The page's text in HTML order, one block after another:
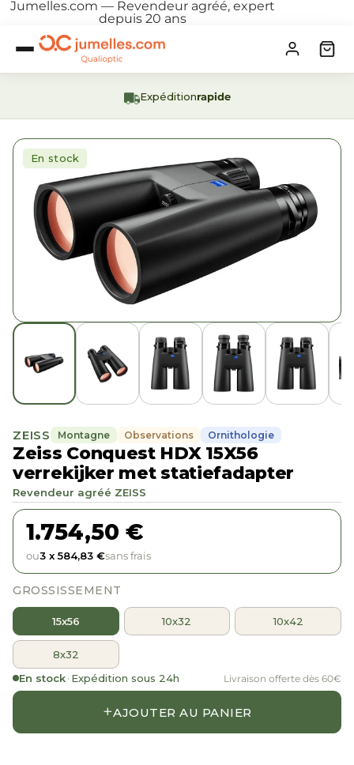
Jumelles.com — Revendeur agréé, expert
depuis 20 ans
Expéditionrapide
En stock
ZEISS Montagne Observations Ornithologie
Zeiss Conquest HDX 15X56
verrekijker met statiefadapter
Revendeur agréé ZEISS
1.754,50 €
ou3 x 584,83 €sans frais
GROSSISSEMENT
15x56 10x32 10x42
8x32
En stock· Expédition sous 24h Livraison offerte dès 60€
+AJOUTER AU PANIER